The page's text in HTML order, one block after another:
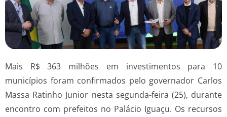
Mais R$ 363 milhões em investimentos para 10
municípios foram confirmados pelo governador Carlos
Massa Ratinho Junior nesta segunda-feira (25), durante
encontro com prefeitos no Palácio Iguaçu. Os recursos